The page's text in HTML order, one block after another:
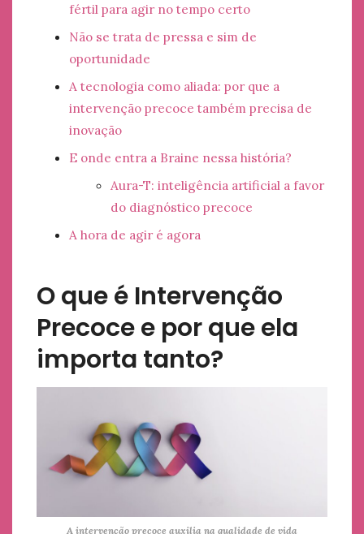
fértil para agir no tempo certo
Não se trata de pressa e sim de
oportunidade
A tecnologia como aliada: por que a
intervenção precoce também precisa de
inovação
E onde entra a Braine nessa história?
Aura-T: inteligência artificial a favor
do diagnóstico precoce
A hora de agir é agora
O que é Intervenção
Precoce e por que ela
importa tanto?
A intervenção precoce auxilia na qualidade de vida